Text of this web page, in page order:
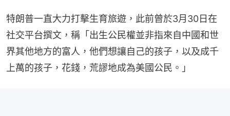
特朗普一直大力打擊生育旅遊，此前曾於3月30日在
社交平台撰文，稱「出生公民權並非指來自中國和世
界其他地方的富人，他們想讓自己的孩子，以及成千
上萬的孩子，花錢，荒謬地成為美國公民。」